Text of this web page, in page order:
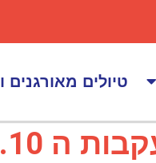
טיולים מאורגנים
ה 7.10